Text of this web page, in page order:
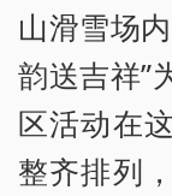
山滑雪场
韵送吉祥”
区活动在
整齐排列